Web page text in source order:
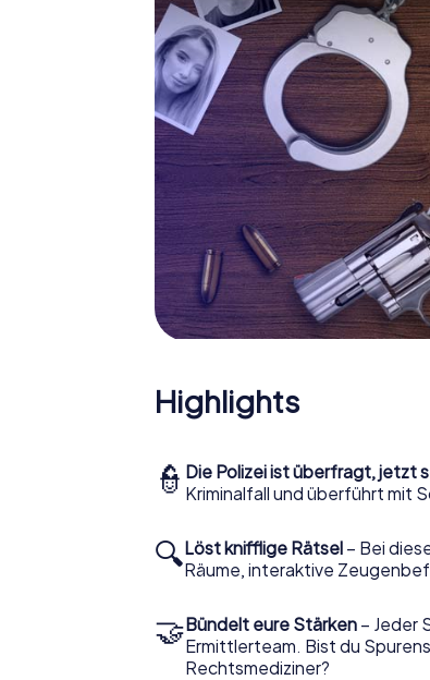
Das Krimispiel in
Nun fehlt Ihnen nur noch eine
Ticketcode! Ordern Sie ihn mit
Minuten finden Sie ihn in Ihrem
Ihren Code ein – und sind startklar!
Worauf warten Sie noch? Arona zählt
Highlights
👮 Die Polizei ist überfragt, jetzt
Kriminalfall und überführt mit
🔍Löst knifflige Rätsel – Bei
Räume, interaktive
🤝Bündelt eure Stärken – Jeder
Ermittlerteam. Bist du
Rechtsmediziner?